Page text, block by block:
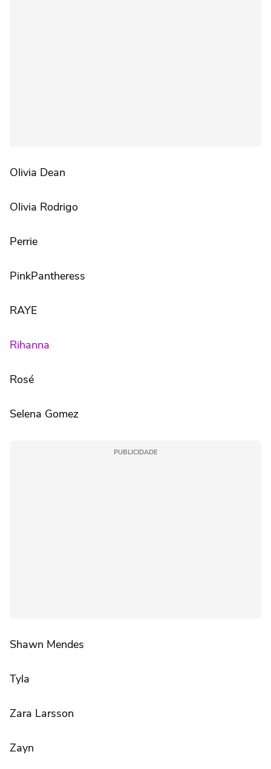
Olivia Dean
Olivia Rodrigo
Perrie
PinkPantheress
RAYE
Rihanna
Rosé
Selena Gomez
PUBLICIDADE
Shawn Mendes
Tyla
Zara Larsson
Zayn